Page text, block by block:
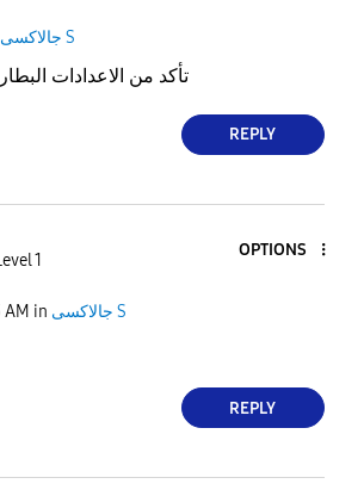
جالاكسى S
تأكد من الاعدادات
REPLY
1
OPTIONS
AM in جالاكسى S
REPLY